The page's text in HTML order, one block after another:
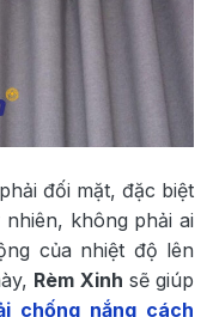
đối mặt, đặc biệt
không phải ai
của nhiệt độ lên
Rèm Xinh sẽ giúp
chống nắng cách